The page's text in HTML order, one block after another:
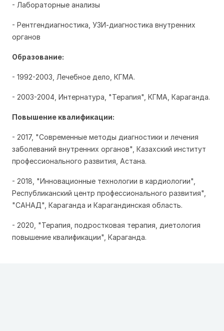
- Лабораторные анализы
- Рентгендиагностика, УЗИ-диагностика внутренних
органов
Образование:
- 1992-2003, Лечебное дело, КГМА.
- 2003-2004, Интернатура, "Терапия", КГМА, Караганда.
Повышение квалификации:
- 2017, "Современные методы диагностики и лечения
заболеваний внутренних органов", Казахский институт
профессионального развития, Астана.
- 2018, "Инновационные технологии в кардиологии",
Республиканский центр профессионального развития",
"САНАД", Караганда и Карагандинская область.
- 2020, "Терапия, подростковая терапия, диетология
повышение квалификации", Караганда.